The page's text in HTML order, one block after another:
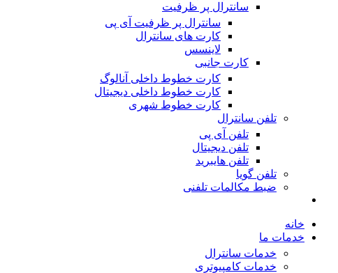
سانترال پر ظرفیت
سانترال پر ظرفیت آی پی
کارت های سانترال
لاینسس
کارت جانبی
کارت خطوط داخلی آنالوگ
کارت خطوط داخلی دیجیتال
کارت خطوط شهری
تلفن سانترال
تلفن آی پی
تلفن دیجیتال
تلفن هایبرید
تلفن گویا
ضبط مکالمات تلفنی
خانه
خدمات ما
خدمات سانترال
خدمات کامپیوتری